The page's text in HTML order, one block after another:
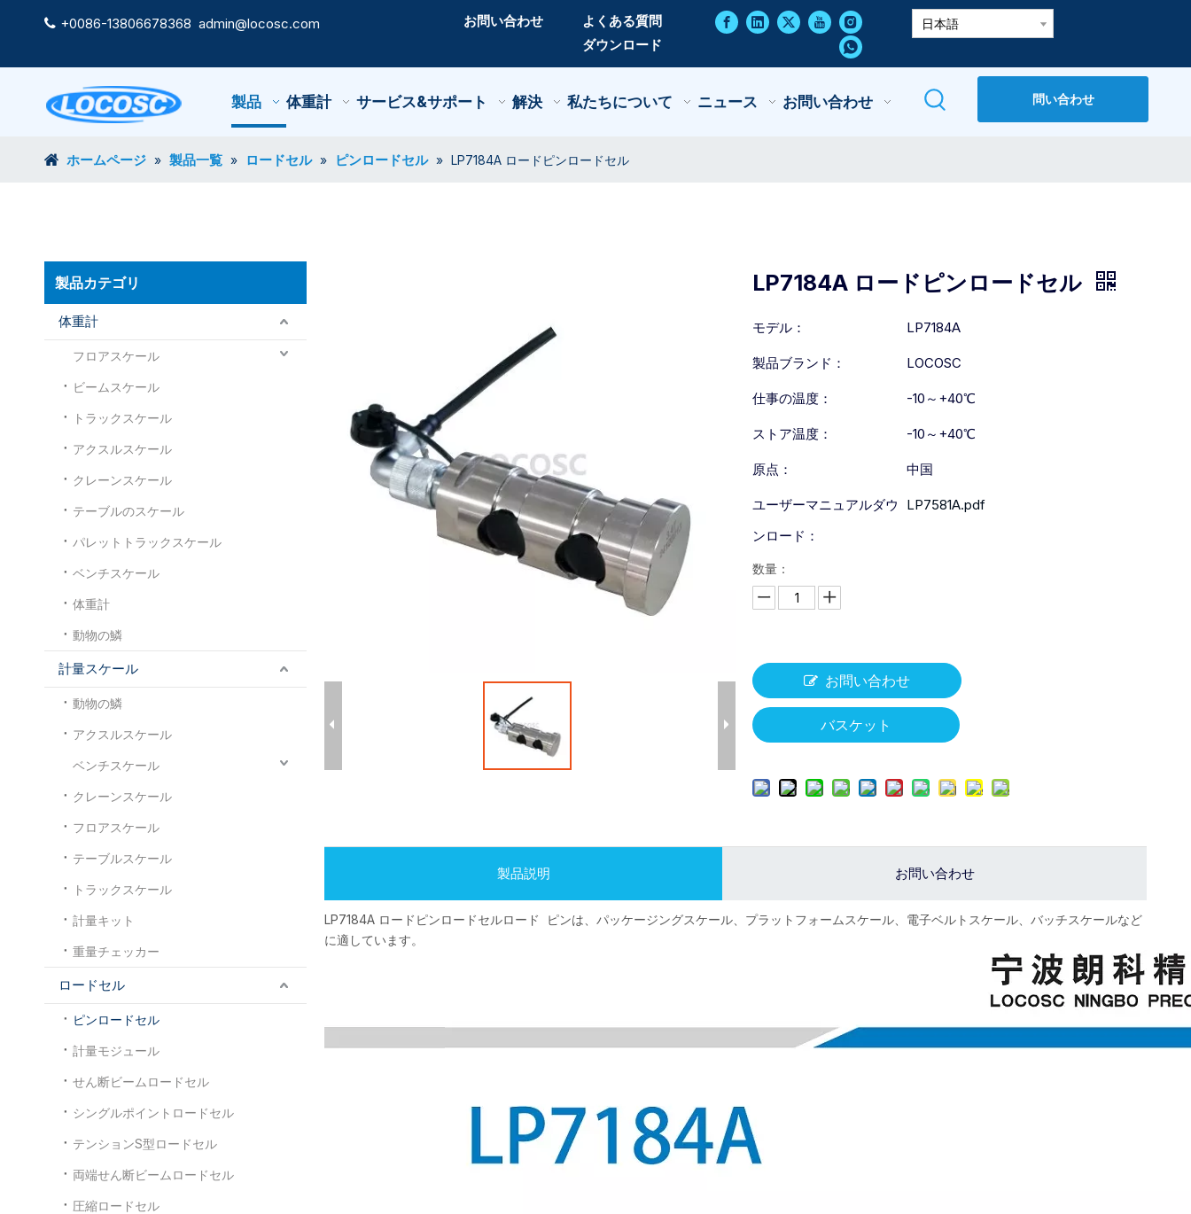
 +0086-13806678368 admin@locosc.com お問い合わせ
よくある質問
ダウンロード
日本語
製品 体重計 サービス&サポート 解決 私たちについて ニュース お問い合わせ 問い合わせ
ホームページ » 製品一覧 » ロードセル » ピンロードセル » LP7184A ロードピンロードセル
製品カテゴリ
体重計
フロアスケール
ビームスケール
トラックスケール
アクスルスケール
クレーンスケール
テーブルのスケール
パレットトラックスケール
ベンチスケール
体重計
動物の鱗
計量スケール
動物の鱗
アクスルスケール
ベンチスケール
クレーンスケール
フロアスケール
テーブルスケール
トラックスケール
計量キット
重量チェッカー
ロードセル
ピンロードセル
計量モジュール
せん断ビームロードセル
シングルポイントロードセル
テンションS型ロードセル
両端せん断ビームロードセル
圧縮ロードセル
LP7184A ロードピンロードセル
モデル： LP7184A
製品ブランド： LOCOSC
仕事の温度： -10～+40℃
ストア温度： -10～+40℃
原点： 中国
ユーザーマニュアルダウ
ンロード：
LP7581A.pdf
数量：
お問い合わせ
バスケット
製品説明 お問い合わせ
LP7184A ロードピンロードセルロード ピンは、パッケージングスケール、プラットフォームスケール、電子ベルトスケール、バッチスケールなど
に適しています。